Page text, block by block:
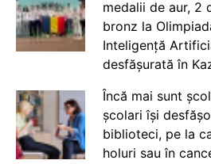
medalii de aur, 2
bronz la
Inteligență
desfășurată în
Încă mai sunt
școlari își
biblioteci, pe la
holuri sau în